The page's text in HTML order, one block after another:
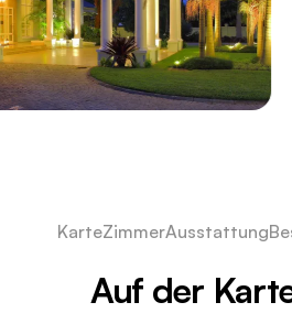
KarteZimmerAusstattung
Auf der